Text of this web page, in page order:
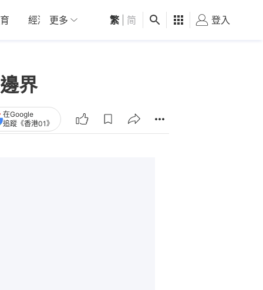
經濟 01深圳 觀點 健康 好食玩飛
更多 繁 简 登入
界
在Google
追蹤《香港01》